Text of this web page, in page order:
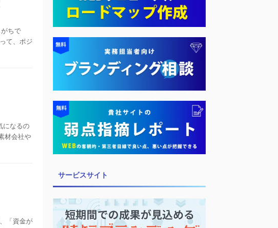
ちで
て、ポジ
になるの
材会社や
「資金が
サービスサイト